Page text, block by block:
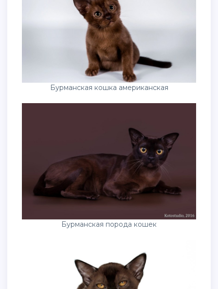
Бурманская кошка американская
Бурманская порода кошек